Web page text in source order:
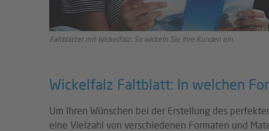
Faltblätter mit Wickelfalz: So wickeln Sie Ihre Kunden ein.
Wickelfalz Faltblatt: In welchen
Um Ihren Wünschen bei der Erstellung des
eine Vielzahl von verschiedenen Formaten und